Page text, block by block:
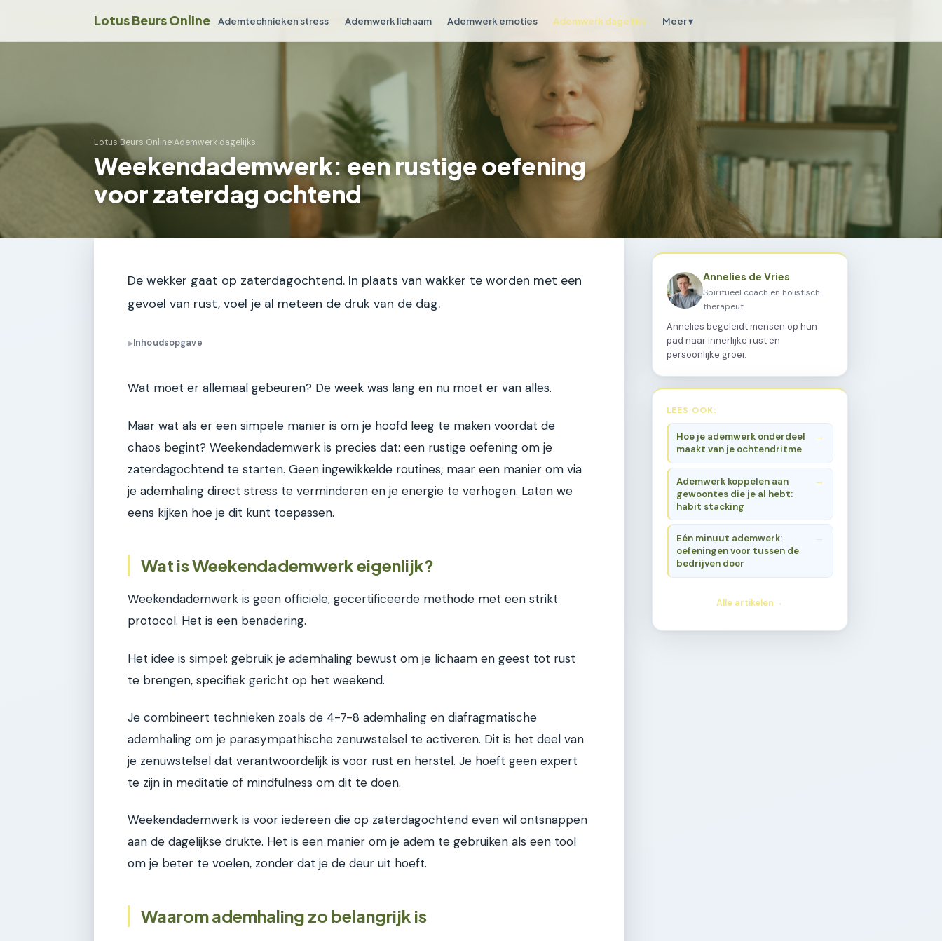
Lotus Beurs Online Ademtechnieken stress Ademwerk lichaam Ademwerk emoties Ademwerk dagelijks Meer ▾
Lotus Beurs Online›Ademwerk dagelijks
Weekendademwerk: een rustige oefening
voor zaterdag ochtend
De wekker gaat op zaterdagochtend. In plaats van wakker te worden met een
gevoel van rust, voel je al meteen de druk van de dag.
▶Inhoudsopgave
Wat moet er allemaal gebeuren? De week was lang en nu moet er van alles.
Maar wat als er een simpele manier is om je hoofd leeg te maken voordat de
chaos begint? Weekendademwerk is precies dat: een rustige oefening om je
zaterdagochtend te starten. Geen ingewikkelde routines, maar een manier om via
je ademhaling direct stress te verminderen en je energie te verhogen. Laten we
eens kijken hoe je dit kunt toepassen.
Wat is Weekendademwerk eigenlijk?
Weekendademwerk is geen officiële, gecertificeerde methode met een strikt
protocol. Het is een benadering.
Het idee is simpel: gebruik je ademhaling bewust om je lichaam en geest tot rust
te brengen, specifiek gericht op het weekend.
Je combineert technieken zoals de 4-7-8 ademhaling en diafragmatische
ademhaling om je parasympathische zenuwstelsel te activeren. Dit is het deel van
je zenuwstelsel dat verantwoordelijk is voor rust en herstel. Je hoeft geen expert
te zijn in meditatie of mindfulness om dit te doen.
Weekendademwerk is voor iedereen die op zaterdagochtend even wil ontsnappen
aan de dagelijkse drukte. Het is een manier om je adem te gebruiken als een tool
om je beter te voelen, zonder dat je de deur uit hoeft.
Waarom ademhaling zo belangrijk is
Annelies de Vries
Spiritueel coach en holistisch
therapeut
Annelies begeleidt mensen op hun
pad naar innerlijke rust en
persoonlijke groei.
LEES OOK:
Hoe je ademwerk onderdeel
maakt van je ochtendritme
Ademwerk koppelen aan
gewoontes die je al hebt:
habit stacking
Eén minuut ademwerk:
oefeningen voor tussen de
bedrijven door
Alle artikelen